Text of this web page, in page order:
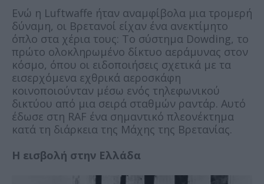
Ενώ η Luftwaffe ήταν αναμφίβολα μια τρομερή
δύναμη, οι Βρετανοί είχαν ένα ανεκτίμητο
όπλο στα χέρια τους: Το σύστημα Dowding, το
πρώτο ολοκληρωμένο δίκτυο αεράμυνας στον
κόσμο, όπου οι ειδοποιήσεις σχετικά με τα
εισερχόμενα εχθρικά αεροσκάφη
κοινοποιούνταν μέσω ενός τηλεφωνικού
δικτύου από μια σειρά σταθμών ραντάρ. Αυτό
έδωσε στη RAF ένα σημαντικό πλεονέκτημα
κατά τη διάρκεια της Μάχης της Βρετανίας.
Η εισβολή στην Ελλάδα